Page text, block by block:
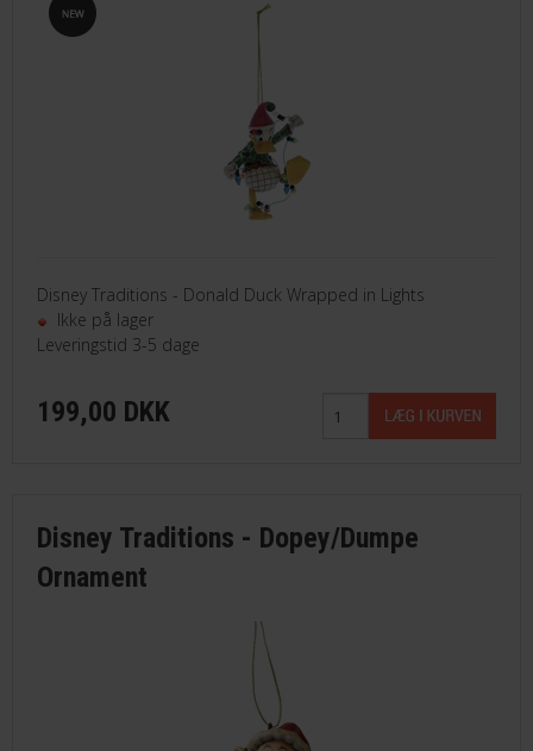
Disney Traditions - Donald Duck Wrapped in Lights
Ikke på lager
Leveringstid 3-5 dage
199,00 DKK
Disney Traditions - Dopey/Dumpe
Ornament